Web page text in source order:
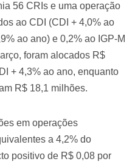
56 CRIs e uma operação
ao CDI (CDI + 4,0% ao
ao ano) e 0,2% ao IGP-M
foram alocados R$
+ 4,3% ao ano, enquanto
R$ 18,1 milhões.
em operações
a 4,2% do
positivo de R$ 0,08 por